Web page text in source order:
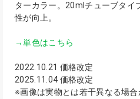
ターカラー。20mlチューブタイ
性が向上。
→単色はこちら
2022.10.21 価格改定
2025.11.04 価格改定
※画像は実物とは若干異なる場合